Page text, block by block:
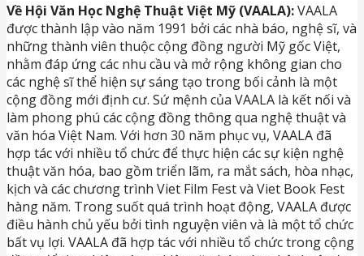
Về Hội Văn Học Nghệ Thuật Việt Mỹ (VAALA):VAALA
được thành lập vào năm 1991 bởi các nhà báo, nghệ sĩ, và
những thành viên thuộc cộng đồng người Mỹ gốc Việt,
nhằm đáp ứng các nhu cầu và mở rộng không gian cho
các nghệ sĩ thể hiện sự sáng tạo trong bối cảnh là một
cộng đồng mới định cư. Sứ mệnh của VAALA là kết nối và
làm phong phú các cộng đồng thông qua nghệ thuật và
văn hóa Việt Nam. Với hơn 30 năm phục vụ, VAALA đã
hợp tác với nhiều tổ chức để thực hiện các sự kiện nghệ
thuật văn hóa, bao gồm triển lãm, ra mắt sách, hòa nhạc,
kịch và các chương trình Viet Film Fest và Viet Book Fest
hàng năm. Trong suốt quá trình hoạt động, VAALA được
điều hành chủ yếu bởi tình nguyện viên và là một tổ chức
bất vụ lợi. VAALA đã hợp tác với nhiều tổ chức trong cộng